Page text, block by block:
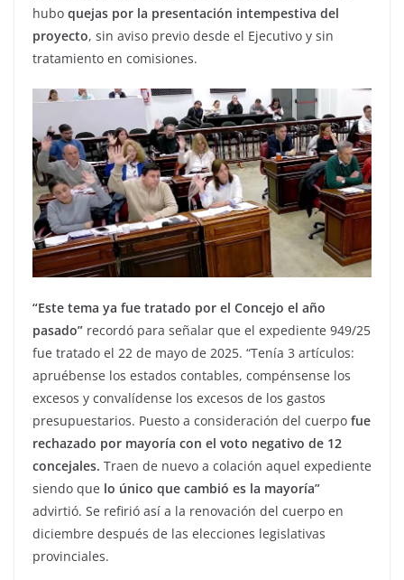
hubo quejas por la presentación intempestiva del
proyecto, sin aviso previo desde el Ejecutivo y sin
tratamiento en comisiones.
“Este tema ya fue tratado por el Concejo el año
pasado” recordó para señalar que el expediente 949/25
fue tratado el 22 de mayo de 2025. “Tenía 3 artículos:
apruébense los estados contables, compénsense los
excesos y convalídense los excesos de los gastos
presupuestarios. Puesto a consideración del cuerpo fue
rechazado por mayoría con el voto negativo de 12
concejales. Traen de nuevo a colación aquel expediente
siendo que lo único que cambió es la mayoría”
advirtió. Se refirió así a la renovación del cuerpo en
diciembre después de las elecciones legislativas
provinciales.